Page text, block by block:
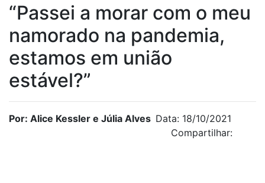
“Passei a morar com o meu
namorado na pandemia,
estamos em união
estável?”
Por: Alice Kessler e Júlia Alves Data: 18/10/2021
Compartilhar: